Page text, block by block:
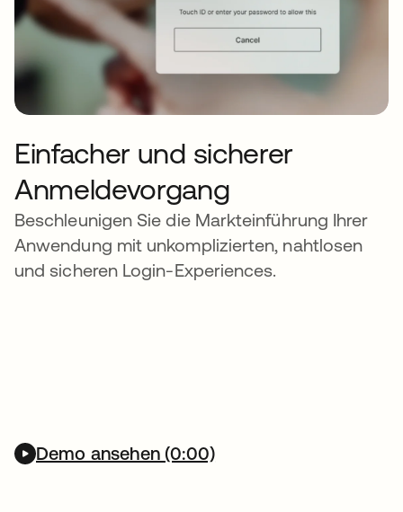
Einfacher und sicherer
Anmeldevorgang
Beschleunigen Sie die Markteinführung Ihrer
Anwendung mit unkomplizierten, nahtlosen
und sicheren Login-Experiences.
Demo ansehen (0:00)